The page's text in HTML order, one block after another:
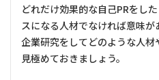
どれだけ効果的な自己PRをし
スになる人材でなければ意味
企業研究をしてどのような人
見極めておきましょう。